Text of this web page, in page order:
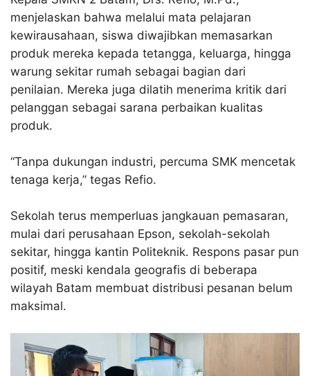
menjelaskan bahwa melalui mata pelajaran
kewirausahaan, siswa diwajibkan memasarkan
produk mereka kepada tetangga, keluarga, hingga
warung sekitar rumah sebagai bagian dari
penilaian. Mereka juga dilatih menerima kritik dari
pelanggan sebagai sarana perbaikan kualitas
produk.​
“Tanpa dukungan industri, percuma SMK mencetak
tenaga kerja,” tegas Refio.​
Sekolah terus memperluas jangkauan pemasaran,
mulai dari perusahaan Epson, sekolah-sekolah
sekitar, hingga kantin Politeknik. Respons pasar pun
positif, meski kendala geografis di beberapa
wilayah Batam membuat distribusi pesanan belum
maksimal.​